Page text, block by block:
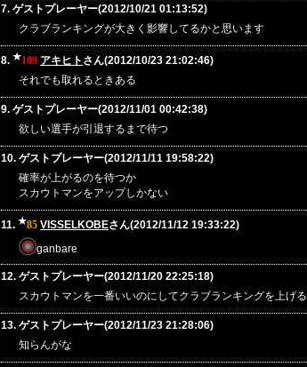
7. ゲストプレーヤー(2012/10/21 01:13:52)
クラブランキングが大きく影響してるかと思います
8. ★109 アキヒト さん(2012/10/23 21:02:46)
それでも取れるときある
9. ゲストプレーヤー(2012/11/01 00:42:38)
欲しい選手が引退するまで待つ
10. ゲストプレーヤー(2012/11/11 19:58:22)
確率が上がるのを待つか
スカウトマンをアップしかない
11. ★85 VISSELKOBEさん(2012/11/12 19:33:22)
ganbare
12. ゲストプレーヤー(2012/11/20 22:25:18)
スカウトマンを一番いいのにしてクラブランキングを上げる
13. ゲストプレーヤー(2012/11/23 21:28:06)
知らんがな